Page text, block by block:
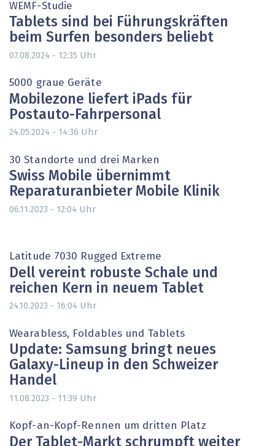
WEMF-Studie
Tablets sind bei Führungskräften
beim Surfen besonders beliebt
07.08.2024 - 12:35 Uhr
5000 graue Geräte
Mobilezone liefert iPads für
Postauto-Fahrpersonal
24.05.2024 - 14:36 Uhr
30 Standorte und drei Marken
Swiss Mobile übernimmt
Reparaturanbieter Mobile Klinik
06.11.2023 - 12:04 Uhr
Latitude 7030 Rugged Extreme
Dell vereint robuste Schale und
reichen Kern in neuem Tablet
24.10.2023 - 16:04 Uhr
Wearabless, Foldables und Tablets
Update: Samsung bringt neues
Galaxy-Lineup in den Schweizer
Handel
11.08.2023 - 11:39 Uhr
Kopf-an-Kopf-Rennen um dritten Platz
Der Tablet-Markt schrumpft weiter